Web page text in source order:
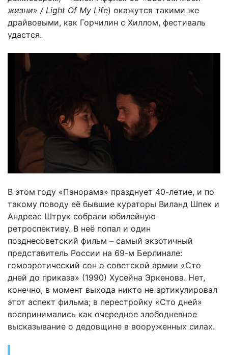
жизни» / Light Of My Life) окажутся такими же
драйвовыми, как Горчилин с Хиллом, фестиваль
удастся.
В этом году «Панорама» празднует 40-летие, и по
такому поводу её бывшие кураторы Виланд Шпек и
Андреас Штрук собрали юбилейную
ретроспективу. В неё попал и один
позднесоветский фильм – самый экзотичный
представитель России на 69-м Берлинале:
гомоэротический сон о советской армии «Сто
дней до приказа» (1990) Хусейна Эркенова. Нет,
конечно, в момент выхода никто не артикулировал
этот аспект фильма; в перестройку «Сто дней»
воспринимались как очередное злободневное
высказывание о дедовщине в вооруженных силах.